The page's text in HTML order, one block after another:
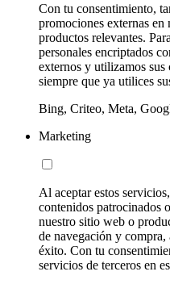
Con tu consentimiento,
promociones externas
productos relevantes.
personales encriptados
externos y utilizamos
siempre que ya utilices
Bing, Criteo, Meta,
Marketing
Al aceptar estos
contenidos patrocinados
nuestro sitio web o
de navegación y compra,
éxito. Con tu
servicios de terceros en